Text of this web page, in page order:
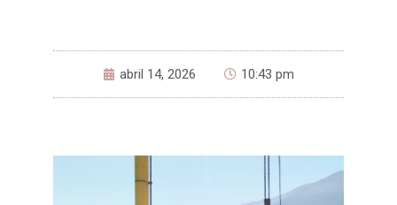
abril 14, 2026 10:43 pm